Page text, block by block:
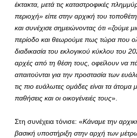
έκτακτα, μετά τις καταστροφικές
περιοχή» είπε στην αρχική του
και συνέχισε σημειώνοντας ότι «ζούμε
περίοδο και θεωρούμε πως τώρα που
διαδικασία του εκλογικού κύκλου του
αρχές από τη θέση τους, οφείλουν να
απαιτούνται για την προστασία των
τις πιο ευάλωτες ομάδες είναι τα άτομα
παθήσεις και οι οικογένειές τους».
Στη συνέχεια τόνισε: «Κάναμε την
βασική υποστήριξη στην αρχή των